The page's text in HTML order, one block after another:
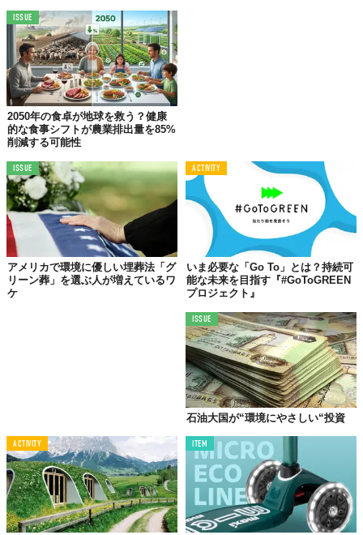
ISSUE
2050年の食卓が地球を救う？健康
的な食事シフトが農業排出量を85%
削減する可能性
ISSUE
アメリカで環境に優しい埋葬法「グ
リーン葬」を選ぶ人が増えているワ
ケ
ACTIVITY
いま必要な「Go To」とは？持続可
能な未来を目指す『#GoToGREEN
プロジェクト』
ISSUE
石油大国が“環境にやさしい“投資
ACTIVITY ITEM